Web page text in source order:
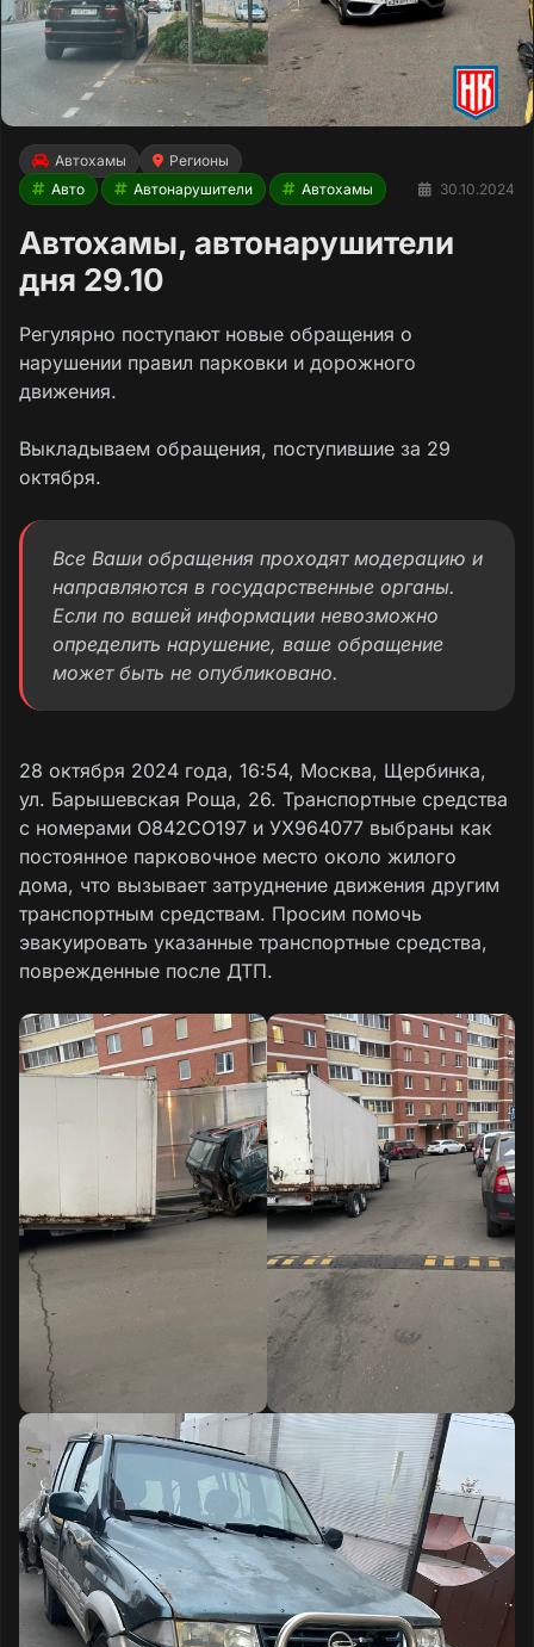
Автохамы
Регионы
Авто
Автонарушители Автохамы 30.10.2024
Автохамы, автонарушители
дня 29.10
Регулярно поступают новые обращения о
нарушении правил парковки и дорожного
движения.
Выкладываем обращения, поступившие за 29
октября.
Все Ваши обращения проходят модерацию и
направляются в государственные органы.
Если по вашей информации невозможно
определить нарушение, ваше обращение
может быть не опубликовано.
28 октября 2024 года, 16:54, Москва, Щербинка,
ул. Барышевская Роща, 26. Транспортные средства
с номерами О842СО197 и УХ964077 выбраны как
постоянное парковочное место около жилого
дома, что вызывает затруднение движения другим
транспортным средствам. Просим помочь
эвакуировать указанные транспортные средства,
поврежденные после ДТП.